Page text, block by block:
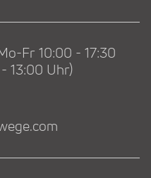
Fr 10:00 - 17:30
13:00 Uhr)